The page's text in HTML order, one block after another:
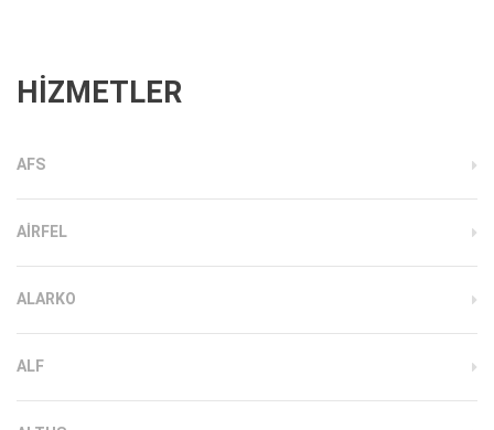
HİZMETLER
AFS
AIRFEL
ALARKO
ALF